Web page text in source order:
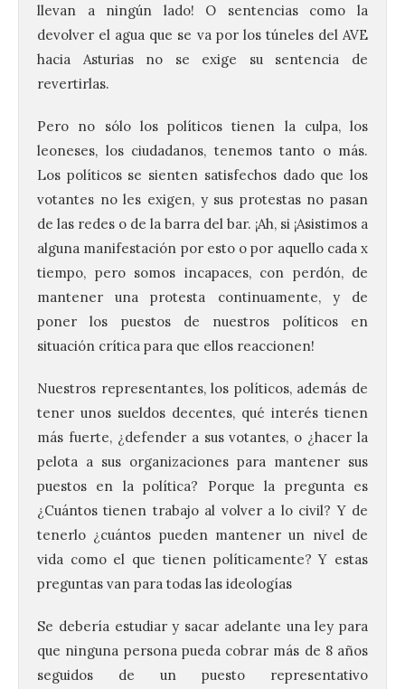
llevan a ningún lado! O sentencias como la
devolver el agua que se va por los túneles del AVE
hacia Asturias no se exige su sentencia de
revertirlas.
Pero no sólo los políticos tienen la culpa, los
leoneses, los ciudadanos, tenemos tanto o más.
Los políticos se sienten satisfechos dado que los
votantes no les exigen, y sus protestas no pasan
de las redes o de la barra del bar. ¡Ah, si ¡Asistimos a
alguna manifestación por esto o por aquello cada x
tiempo, pero somos incapaces, con perdón, de
mantener una protesta continuamente, y de
poner los puestos de nuestros políticos en
situación crítica para que ellos reaccionen!
Nuestros representantes, los políticos, además de
tener unos sueldos decentes, qué interés tienen
más fuerte, ¿defender a sus votantes, o ¿hacer la
pelota a sus organizaciones para mantener sus
puestos en la política? Porque la pregunta es
¿Cuántos tienen trabajo al volver a lo civil? Y de
tenerlo ¿cuántos pueden mantener un nivel de
vida como el que tienen políticamente? Y estas
preguntas van para todas las ideologías
Se debería estudiar y sacar adelante una ley para
que ninguna persona pueda cobrar más de 8 años
seguidos de un puesto representativo